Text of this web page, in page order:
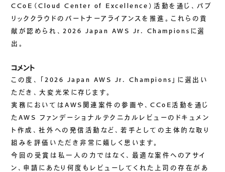
COMPANY
ご挨拶
組織図
沿革
拠点一覧
DX推進
CCoE（Cloud Center of Excellence）活動を通じ、パブ
リッククラウドのパートナーアライアンスを推進。これらの貢
献が認められ、2026 Japan AWS Jr. Championsに選
出。
コメント
この度、「2026 Japan AWS Jr. Champions」に選出い
ただき、大変光栄に存じます。
実務においてはAWS関連案件の参画や、CCoE活動を通じ
たAWS ファンデーショナルテクニカルレビューのドキュメン
ト作成、社外への発信活動など、若手としての主体的な取り
組みを評価いただき非常に嬉しく思います。
今回の受賞は私一人の力ではなく、最適な案件へのアサイ
ン、申請にあたり何度もレビューしてくれた上司の存在があ